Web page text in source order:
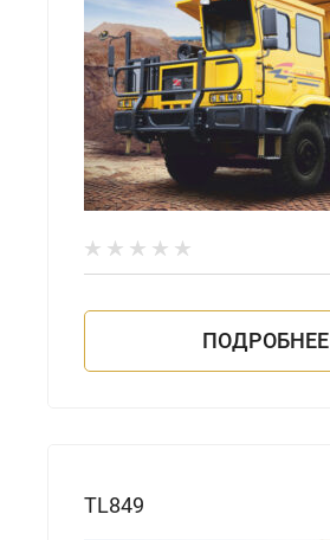
ПОДРОБНЕЕ
TL849